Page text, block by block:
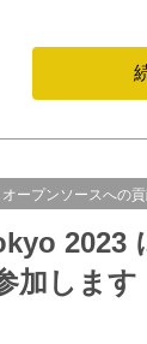
オープンソースへの
2023
加します